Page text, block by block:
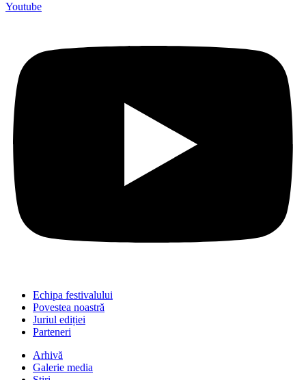
Youtube
Echipa festivalului
Povestea noastră
Juriul ediției
Parteneri
Arhivă
Galerie media